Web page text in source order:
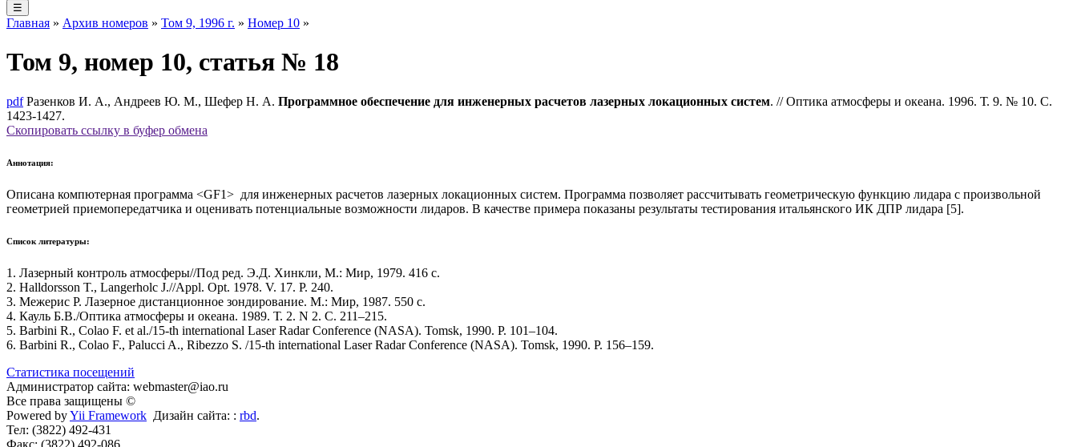
☰
Главная » Архив номеров » Том 9, 1996 г. » Номер 10 »
Том 9, номер 10, статья № 18
pdf Разенков И. А., Андреев Ю. М., Шефер Н. А. Программное обеспечение для инженерных расчетов лазерных локационных систем. // Оптика атмосферы и океана. 1996. Т. 9. № 10. С.
1423-1427.
Скопировать ссылку в буфер обмена
Аннотация:
Описана компютерная программа <GF1> для инженерных расчетов лазерных локационных систем. Программа позволяет рассчитывать геометрическую функцию лидара с произвольной
геометрией приемопередатчика и оценивать потенциальные возможности лидаров. В качестве примера показаны результаты тестирования итальянского ИК ДПР лидара [5].
Список литературы:
1. Лазерный контроль атмосферы//Под ред. Э.Д. Хинкли, М.: Мир, 1979. 416 с.
2. Halldorsson T., Langerholc J.//Appl. Opt. 1978. V. 17. P. 240.
3. Межерис Р. Лазерное дистанционное зондирование. М.: Мир, 1987. 550 с.
4. Кауль Б.В./Оптика атмосферы и океана. 1989. Т. 2. N 2. С. 211–215.
5. Barbini R., Colao F. et al./15-th international Laser Radar Conference (NASA). Tomsk, 1990. P. 101–104.
6. Barbini R., Colao F., Palucci A., Ribezzo S. /15-th international Laser Radar Conference (NASA). Tomsk, 1990. P. 156–159.
Статистика посещений
Администратор сайта: webmaster@iao.ru
Все права защищены ©
Powered byYii Framework Дизайн сайта: : rbd.
Тел: (3822) 492-431
Факс: (3822) 492-086